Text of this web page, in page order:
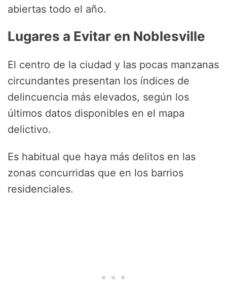
abiertas todo el año.
Lugares a Evitar en Noblesville
El centro de la ciudad y las pocas manzanas
circundantes presentan los índices de
delincuencia más elevados, según los
últimos datos disponibles en el mapa
delictivo.
Es habitual que haya más delitos en las
zonas concurridas que en los barrios
residenciales.